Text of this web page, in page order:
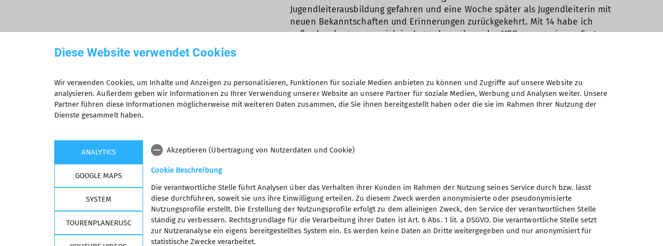
Jugendleiterausbildung gefahren und eine Woche später als Jugendleiterin mit
neuen Bekanntschaften und Erinnerungen zurückgekehrt. Mit 14 habe ich
außerdem begonnen mich im Jugendausschuss des USC zu engagieren. Erst war
großen Spaß machen.
Ich freue mich auf viele weitere Jahre mit dem USC und all den tollen
Kurse, Touren &
Veranstaltungen
Wichtige Links
Deutscher Alpenverein
Sektion USC
Sektion Universitäts -
Sportclub München des
Deutschen Alpenvereins e.V.
Diese Website verwendet Cookies
Wir verwenden Cookies, um Inhalte und Anzeigen zu personalisieren, Funktionen für soziale Medien anbieten zu können und Zugriffe auf unsere Website zu
analysieren. Außerdem geben wir Informationen zu Ihrer Verwendung unserer Website an unsere Partner für soziale Medien, Werbung und Analysen weiter. Unsere
Partner führen diese Informationen möglicherweise mit weiteren Daten zusammen, die Sie ihnen bereitgestellt haben oder die sie im Rahmen Ihrer Nutzung der
Dienste gesammelt haben.
ANALYTICS
GOOGLE MAPS
SYSTEM
TOURENPLANERUSC
Akzeptieren (Übertragung von Nutzerdaten und Cookie)
Cookie Beschreibung
Die verantwortliche Stelle führt Analysen über das Verhalten ihrer Kunden im Rahmen der Nutzung seines Service durch bzw. lässt
diese durchführen, soweit sie uns ihre Einwilligung erteilen. Zu diesem Zweck werden anonymisierte oder pseudonymisierte
Nutzungsprofile erstellt. Die Erstellung der Nutzungsprofile erfolgt zu dem alleinigen Zweck, den Service der verantwortlichen Stelle
ständig zu verbessern. Rechtsgrundlage für die Verarbeitung ihrer Daten ist Art. 6 Abs. 1 lit. a DSGVO. Die verantwortliche Stelle setzt
zur Nutzeranalyse ein eigens bereitgestelltes System ein. Es werden keine Daten an Dritte weitergegeben und nur anonymisiert für
statistische Zwecke verarbeitet.